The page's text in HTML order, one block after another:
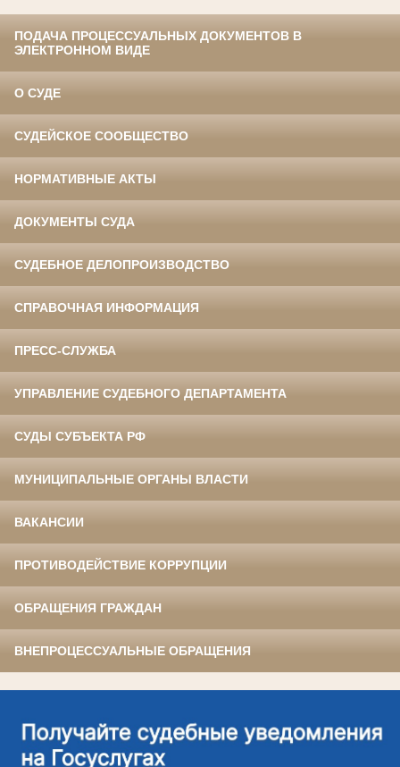
ПОДАЧА ПРОЦЕССУАЛЬНЫХ ДОКУМЕНТОВ В
ЭЛЕКТРОННОМ ВИДЕ
О СУДЕ
СУДЕЙСКОЕ СООБЩЕСТВО
НОРМАТИВНЫЕ АКТЫ
ДОКУМЕНТЫ СУДА
СУДЕБНОЕ ДЕЛОПРОИЗВОДСТВО
СПРАВОЧНАЯ ИНФОРМАЦИЯ
ПРЕСС-СЛУЖБА
УПРАВЛЕНИЕ СУДЕБНОГО ДЕПАРТАМЕНТА
СУДЫ СУБЪЕКТА РФ
МУНИЦИПАЛЬНЫЕ ОРГАНЫ ВЛАСТИ
ВАКАНСИИ
ПРОТИВОДЕЙСТВИЕ КОРРУПЦИИ
ОБРАЩЕНИЯ ГРАЖДАН
ВНЕПРОЦЕССУАЛЬНЫЕ ОБРАЩЕНИЯ